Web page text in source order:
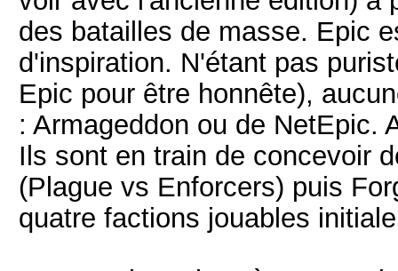
des batailles de masse. Epic
d'inspiration. N'étant pas
Epic pour être honnête),
: Armageddon ou de NetEpic.
Ils sont en train de concevoir
(Plague vs Enforcers) puis
quatre factions jouables